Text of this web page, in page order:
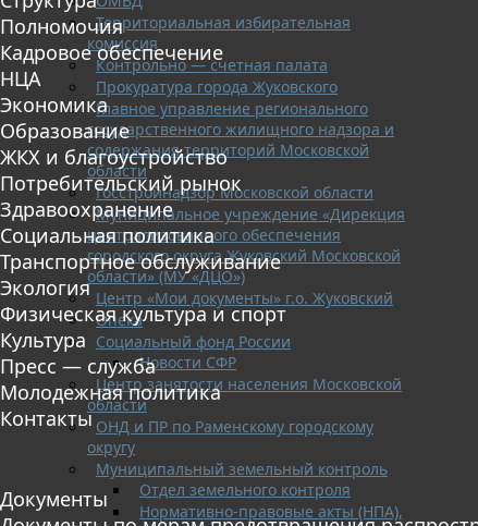
Территориальная избирательная
комиссия
Контрольно — счетная палата
Прокуратура города Жуковского
Главное управление регионального
государственного жилищного надзора и
содержания территорий Московской
области
Госстройнадзор Московской области
Муниципальное учреждение «Дирекция
централизованного обеспечения
городского округа Жуковский Московской
области» (МУ «ДЦО»)
Центр «Мои документы» г.о. Жуковский
Опека
Социальный фонд России
Новости СФР
Центр занятости населения Московской
области
ОНД и ПР по Раменскому городскому
округу
Муниципальный земельный контроль
Отдел земельного контроля
Нормативно-правовые акты (НПА),
Полномочия
Кадровое обеспечение
НЦА
Экономика
Образование
ЖКХ и благоустройство
Потребительский рынок
Здравоохранение
Социальная политика
Транспортное обслуживание
Экология
Физическая культура и спорт
Культура
Пресс — служба
Молодежная политика
Контакты
Документы